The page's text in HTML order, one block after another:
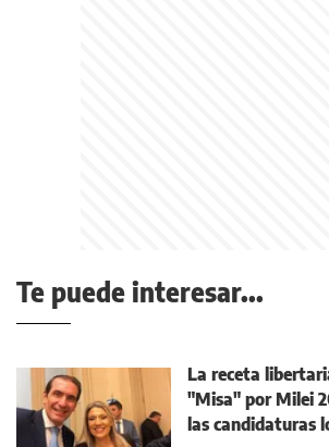
Te puede interesar...
La receta
"Misa" por Milei
las candidaturas